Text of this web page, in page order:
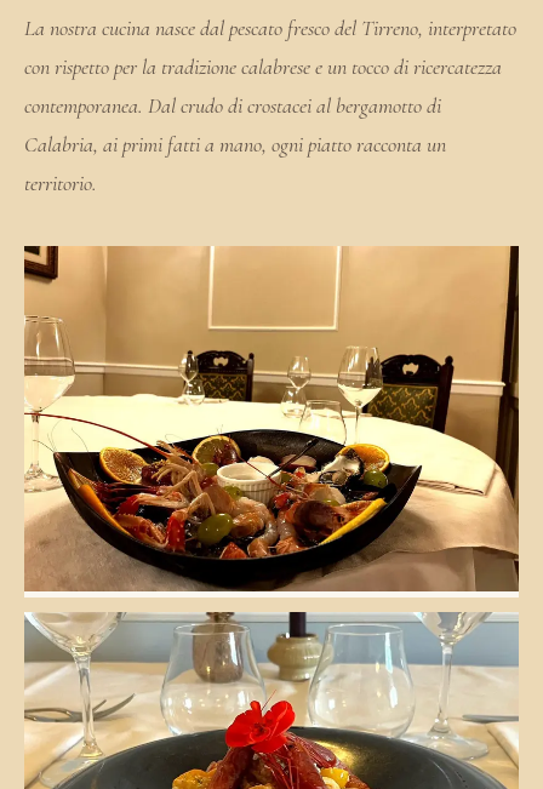
La nostra cucina nasce dal pescato fresco del Tirreno, interpretato
con rispetto per la tradizione calabrese e un tocco di ricercatezza
contemporanea. Dal crudo di crostacei al bergamotto di
Calabria, ai primi fatti a mano, ogni piatto racconta un
territorio.